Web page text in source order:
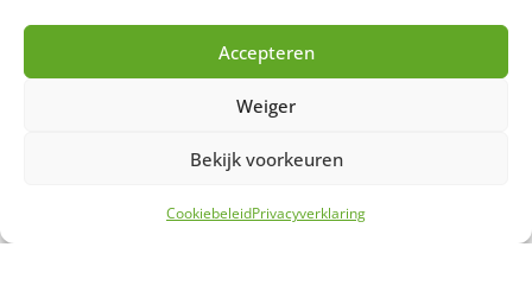
Accepteren
Weiger
Bekijk voorkeuren
CookiebeleidPrivacyverklaring
Stage en arbeidstoeleiding
Ondersteuning